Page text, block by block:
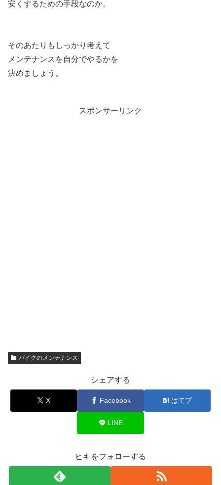
安くするための手段なのか。
そのあたりもしっかり考えて
メンテナンスを自分でやるかを
決めましょう。
スポンサーリンク
バイクのメンテナンス
シェアする
X Facebook はてブ
LINE
ヒキをフォローする